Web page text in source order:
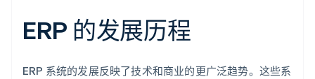
ERP 的发展历程
ERP 系统的发展反映了技术和商业的更广泛趋势。这些系